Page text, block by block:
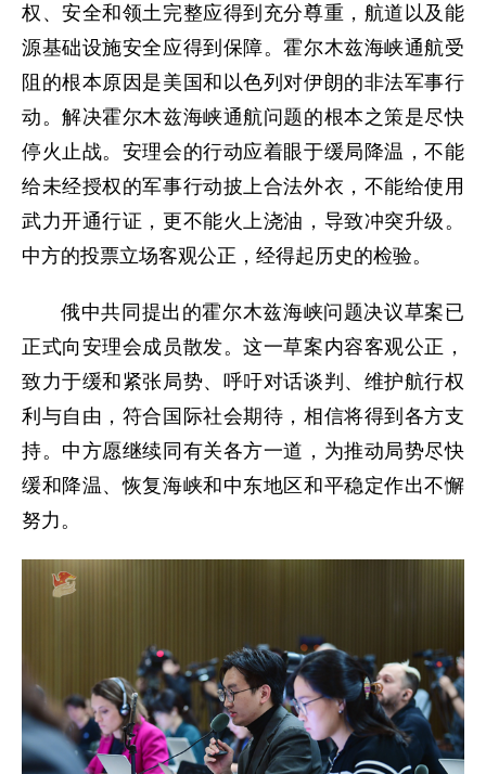
权、安全和领土完整应得到充分尊重，航道以及能
源基础设施安全应得到保障。霍尔木兹海峡通航受
阻的根本原因是美国和以色列对伊朗的非法军事行
动。解决霍尔木兹海峡通航问题的根本之策是尽快
停火止战。安理会的行动应着眼于缓局降温，不能
给未经授权的军事行动披上合法外衣，不能给使用
武力开通行证，更不能火上浇油，导致冲突升级。
中方的投票立场客观公正，经得起历史的检验。
俄中共同提出的霍尔木兹海峡问题决议草案已
正式向安理会成员散发。这一草案内容客观公正，
致力于缓和紧张局势、呼吁对话谈判、维护航行权
利与自由，符合国际社会期待，相信将得到各方支
持。中方愿继续同有关各方一道，为推动局势尽快
缓和降温、恢复海峡和中东地区和平稳定作出不懈
努力。